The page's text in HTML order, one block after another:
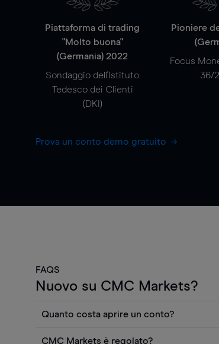
Piattaforma di trading
"Molto buona"
(Germania) 2022
Sondaggio dell'Istituto
Tedesco dei Clienti
(DKI)
Pioniere
Focus
36/
Prova un conto demo gratuito
FAQS
Nuovo su CMC Markets?
Quanto costa aprire un conto?
CMC Markets è regolato?